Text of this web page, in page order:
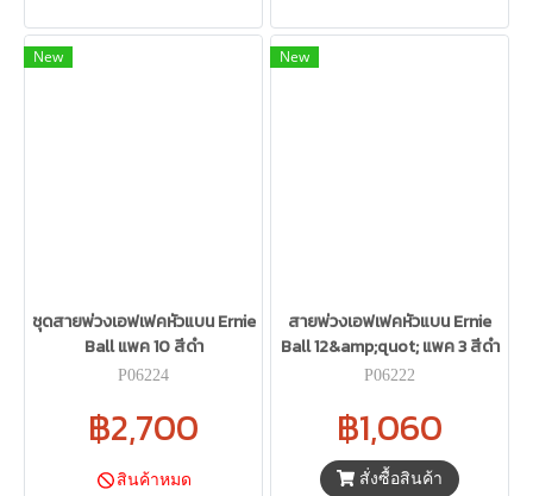
New
ชุดสายพ่วงเอฟเฟคหัวแบน Ernie
Ball แพค 10 สีดำ
P06224
฿2,700
สินค้าหมด
New
สายพ่วงเอฟเฟคหัวแบน Ernie
Ball 12&amp;quot; แพค 3 สีดำ
P06222
฿1,060
สั่งซื้อสินค้า